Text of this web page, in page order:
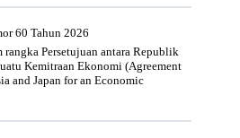
60 Tahun 2026
rangka Persetujuan antara Republik
Kemitraan Ekonomi (Agreement
and Japan for an Economic